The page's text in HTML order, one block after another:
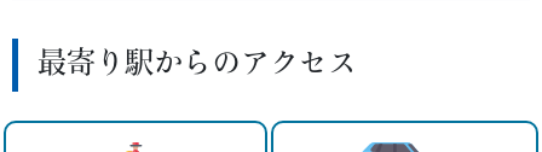
最寄り駅からのアクセス